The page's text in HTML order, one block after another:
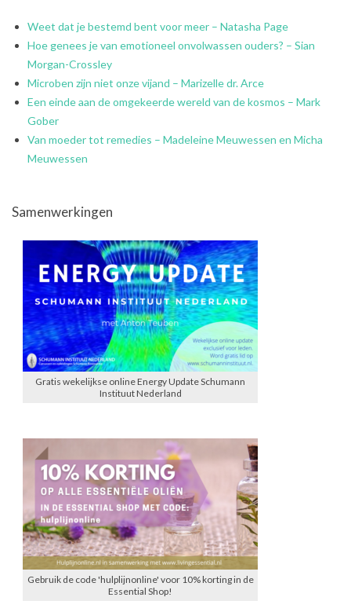
Weet dat je bestemd bent voor meer – Natasha Page
Hoe genees je van emotioneel onvolwassen ouders? – Sian
Morgan-Crossley
Microben zijn niet onze vijand – Marizelle dr. Arce
Een einde aan de omgekeerde wereld van de kosmos – Mark
Gober
Van moeder tot remedies – Madeleine Meuwessen en Micha
Meuwessen
Samenwerkingen
Gratis wekelijkse online Energy Update Schumann
Instituut Nederland
Gebruik de code 'hulplijnonline' voor 10% korting in de
Essential Shop!